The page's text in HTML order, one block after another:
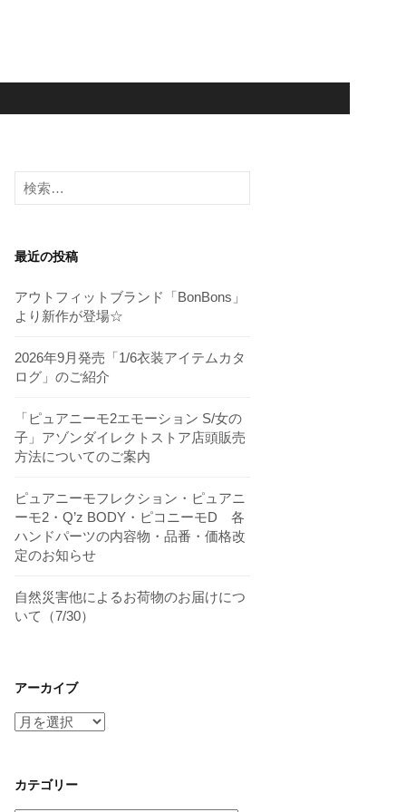
検
索:
最近の投稿
アウトフィットブランド「BonBons」
より新作が登場☆
2026年9月発売「1/6衣装アイテムカタ
ログ」のご紹介
「ピュアニーモ2エモーション S/女の
子」アゾンダイレクトストア店頭販売
方法についてのご案内
ピュアニーモフレクション・ピュアニ
ーモ2・Q’z BODY・ピコニーモD 各
ハンドパーツの内容物・品番・価格改
定のお知らせ
自然災害他によるお荷物のお届けにつ
いて（7/30）
アーカイブ
ア
イ
ブ
カテゴリー